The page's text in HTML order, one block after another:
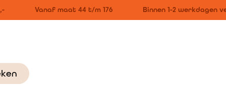
Vanaf maat 44 t/m 176 Binnen 1-2 werkdagen